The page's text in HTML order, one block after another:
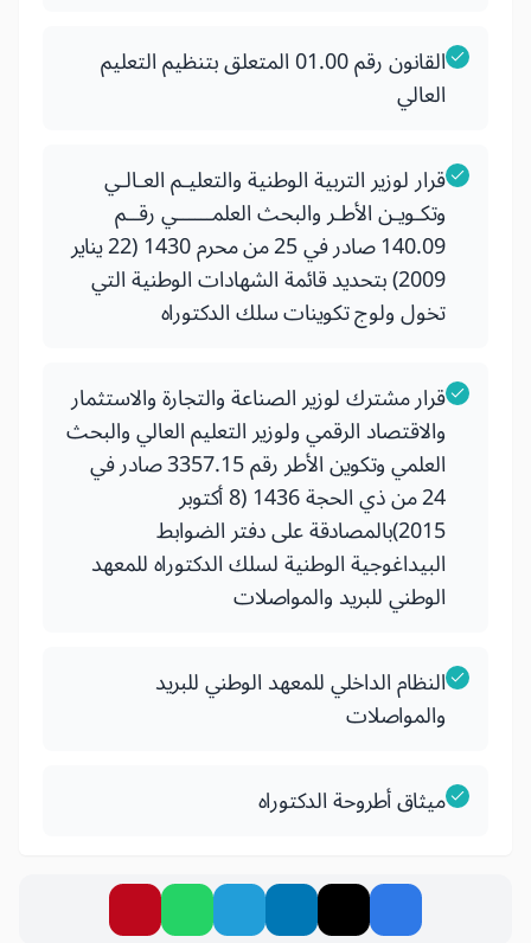
القانون رقم 01.00 المتعلق بتنظيم التعليم
العالي
قرار لوزير التربية الوطنية والتعليـم العـالـي
وتكـويـن الأطـر والبحث العلمــــــي رقــم
140.09 صادر في 25 من محرم 1430 (22 يناير
2009) بتحديد قائمة الشهادات الوطنية التي
تخول ولوج تكوينات سلك الدكتوراه
قرار مشترك لوزير الصناعة والتجارة والاستثمار
والاقتصاد الرقمي ولوزير التعليم العالي والبحث
العلمي وتكوين الأطر رقم 3357.15 صادر في
24 من ذي الحجة 1436 (8 أكتوبر
2015)بالمصادقة على دفتر الضوابط
البيداغوجية الوطنية لسلك الدكتوراه للمعهد
الوطني للبريد والمواصلات
النظام الداخلي للمعهد الوطني للبريد
والمواصلات
ميثاق أطروحة الدكتوراه